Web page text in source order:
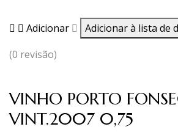
Adicionar Adicionar à lista de
(0 revisão)
VINHO PORTO
VINT.2007 0,75